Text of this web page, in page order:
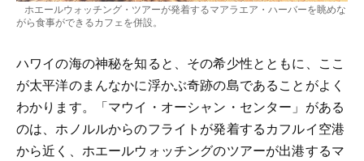
ホエールウォッチング・ツアーが発着するマアラエア・ハーバーを眺めな
がら食事ができるカフェを併設。
ハワイの海の神秘を知ると、その希少性とともに、ここ
が太平洋のまんなかに浮かぶ奇跡の島であることがよく
わかります。「マウイ・オーシャン・センター」がある
のは、ホノルルからのフライトが発着するカフルイ空港
から近く、ホエールウォッチングのツアーが出港するマ